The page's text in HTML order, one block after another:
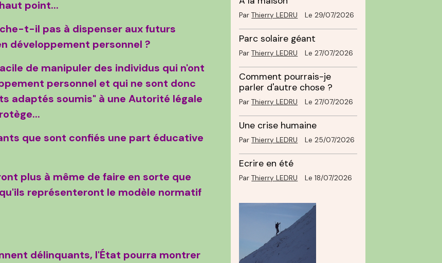
point...
t-il pas à dispenser aux futurs
développement personnel ?
de manipuler des individus qui n'ont
personnel et qui ne sont donc
adaptés soumis" à une Autorité légale
que sont confiés une part éducative
plus à même de faire en sorte que
représenteront le modèle normatif
délinquants, l'État pourra montrer
ParThierry LEDRU Le 29/07/2026
Parc solaire géant
ParThierry LEDRU Le 27/07/2026
Comment pourrais-je
parler d'autre chose ?
ParThierry LEDRU Le 27/07/2026
Une crise humaine
ParThierry LEDRU Le 25/07/2026
Ecrire en été
ParThierry LEDRU Le 18/07/2026